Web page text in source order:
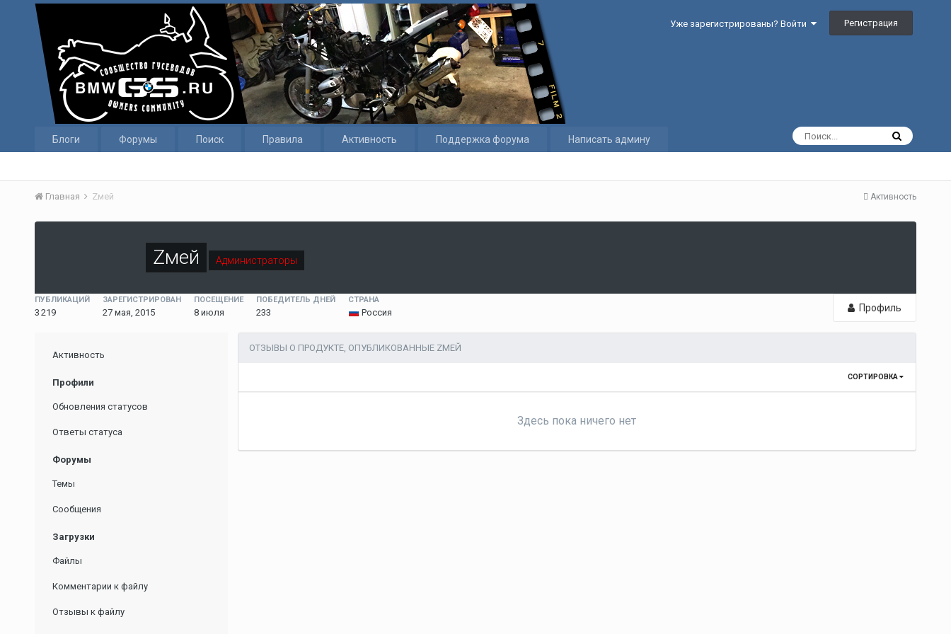
Уже зарегистрированы? Войти Регистрация
Блоги Форумы Поиск Правила Активность Поддержка форума Написать админу
Активность
Главная Zмей
Zмей Администраторы
Профиль
ПУБЛИКАЦИЙ
3 219
ЗАРЕГИСТРИРОВАН
27 мая, 2015
ПОСЕЩЕНИЕ
8 июля
ПОБЕДИТЕЛЬ ДНЕЙ
233
СТРАНА
Россия
Активность
Профили
Обновления статусов
Ответы статуса
Форумы
Темы
Сообщения
Загрузки
Файлы
Комментарии к файлу
Отзывы к файлу
ОТЗЫВЫ О ПРОДУКТЕ, ОПУБЛИКОВАННЫЕ ZМЕЙ
СОРТИРОВКА
Здесь пока ничего нет